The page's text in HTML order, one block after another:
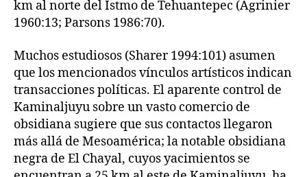
km al norte del Istmo de Tehuantepec (Agrinier
1960:13; Parsons 1986:70).
Muchos estudiosos (Sharer 1994:101) asumen
que los mencionados vínculos artísticos indican
transacciones políticas. El aparente control de
Kaminaljuyu sobre un vasto comercio de
obsidiana sugiere que sus contactos llegaron
más allá de Mesoamérica; la notable obsidiana
negra de El Chayal, cuyos yacimientos se